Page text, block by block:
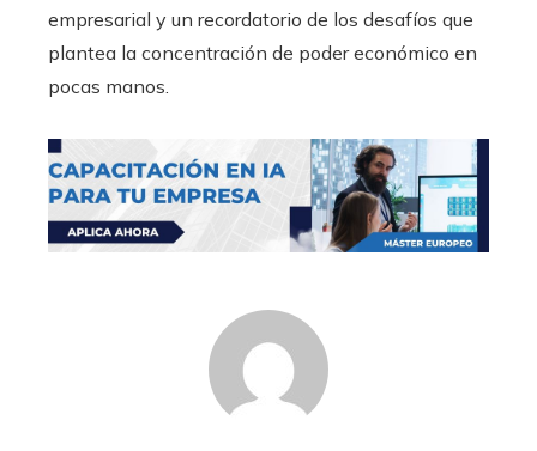
empresarial y un recordatorio de los desafíos que
plantea la concentración de poder económico en
pocas manos.